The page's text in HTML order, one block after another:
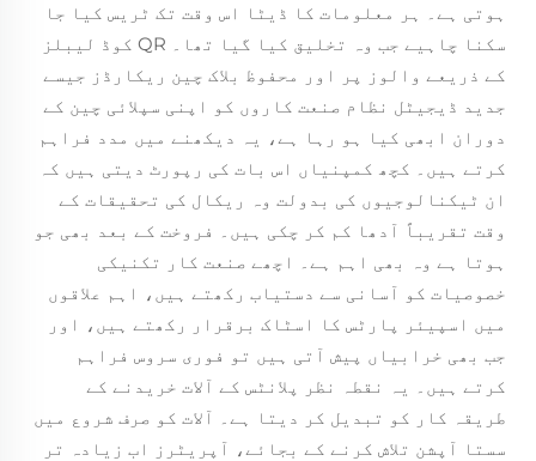
ہوتی ہے۔ ہر معلومات کا ڈیٹا اس وقت تک ٹریس کیا جا
سکنا چاہیے جب وہ تخلیق کیا گیا تھا۔ QR کوڈ لیبلز
کے ذریعے والوز پر اور محفوظ بلاک چین ریکارڈز جیسے
جدید ڈیجیٹل نظام صنعت کاروں کو اپنی سپلائی چین کے
دوران ابھی کیا ہو رہا ہے، یہ دیکھنے میں مدد فراہم
کرتے ہیں۔ کچھ کمپنیاں اس بات کی رپورٹ دیتی ہیں کہ
ان ٹیکنالوجیوں کی بدولت وہ ریکال کی تحقیقات کے
وقت تقریباً آدھا کم کر چکی ہیں۔ فروخت کے بعد بھی جو
ہوتا ہے وہ بھی اہم ہے۔ اچھے صنعت کار تکنیکی
خصوصیات کو آسانی سے دستیاب رکھتے ہیں، اہم علاقوں
میں اسپیئر پارٹس کا اسٹاک برقرار رکھتے ہیں، اور
جب بھی خرابیاں پیش آتی ہیں تو فوری سروس فراہم
کرتے ہیں۔ یہ نقطہ نظر پلانٹس کے آلات خریدنے کے
طریقہ کار کو تبدیل کر دیتا ہے۔ آلات کو صرف شروع میں
سستا آپشن تلاش کرنے کے بجائے، آپریٹرز اب زیادہ تر